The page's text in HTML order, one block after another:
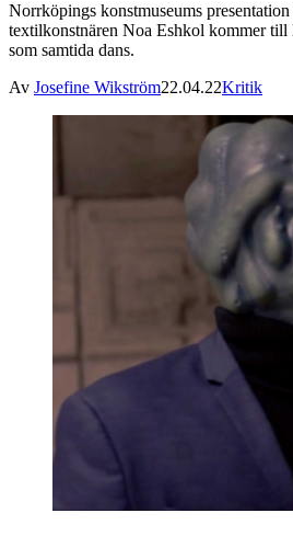
Norrköpings konstmuseums
textilkonstnären Noa Eshkol kommer till
som samtida dans.
Av Josefine Wikström22.04.22Kritik